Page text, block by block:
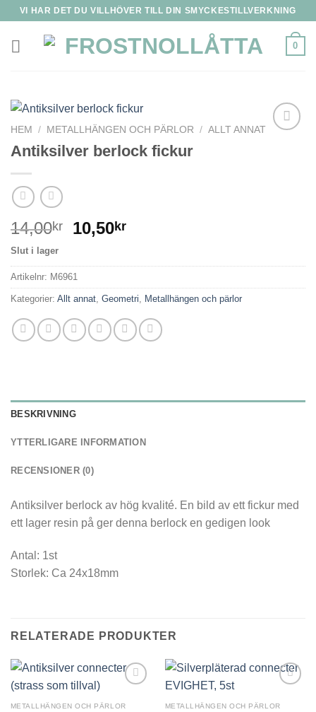
Skip
content
VI HAR DET DU VILLHÖVER TILL DIN SMYCKESTILLVERKNING
0
HEM / METALLHÄNGEN OCH PÄRLOR / ALLT ANNAT
Antiksilver berlock fickur
14,00kr 10,50kr
Slut i lager
Artikelnr: M6961
Kategorier: Allt annat Geometri Metallhängen och pärlor
BESKRIVNING
YTTERLIGARE INFORMATION
RECENSIONER (0)
Antiksilver berlock av hög kvalité. En bild av ett fickur med
ett lager resin på ger denna berlock en gedigen look
Antal: 1st
Storlek: Ca 24x18mm
RELATERADE PRODUKTER
METALLHÄNGEN OCH PÄRLOR METALLHÄNGEN OCH PÄRLOR